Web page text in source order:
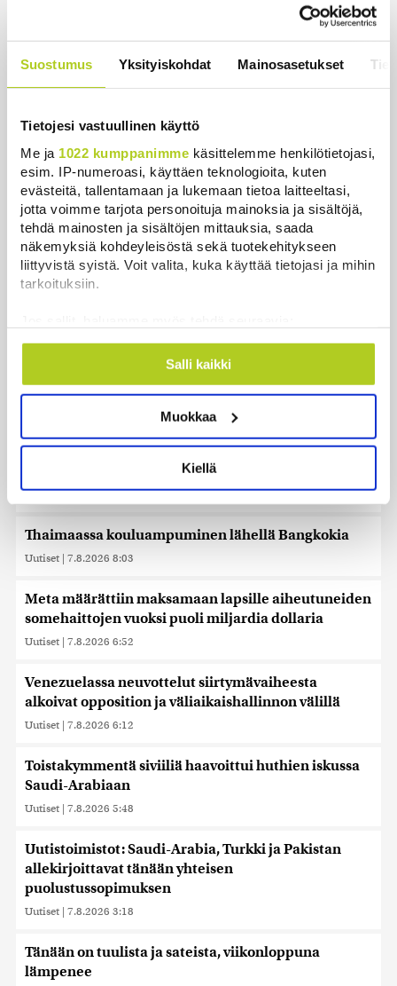
Suostumus Yksityiskohdat Mainosasetukset
Tietojesi vastuullinen käyttö
Me ja 1022 kumppanimme käsittelemme henkilötietojasi,
esim. IP-numeroasi, käyttäen teknologioita, kuten
evästeitä, tallentamaan ja lukemaan tietoa laitteeltasi,
jotta voimme tarjota personoituja mainoksia ja sisältöjä,
tehdä mainosten ja sisältöjen mittauksia, saada
näkemyksiä kohdeyleisöstä sekä tuotekehitykseen
liittyvistä syistä. Voit valita, kuka käyttää tietojasi ja mihin
tarkoituksiin.
Kerätä tietoja maantieteellisestä sijainnistasi,
mahdollisesti muutaman metrin tarkkuudella
ominaispiirteitä aktiivisesti (sormenjäljen
Lue lisää siitä, miten henkilötietojasi käsitellään ja miten
suostumustasi tai peruuttaa sen milloin vain
evästeilmoituksessa.
Käytämme evästeitä tarjoamamme sisällön ja mainosten
räätälöimiseen, sosiaalisen median ominaisuuksien
tukemiseen ja kävijämäärämme analysoimiseen. Lisäksi
alan kumppaneillemme tietoja siitä, miten käytät
sivustoamme. Kumppanimme voivat yhdistää näitä
tietoja muihin tietoihin, joita olet antanut heille tai joita on
saatetaan myös siirtää ulkomaille.
Salli kaikki
Muokkaa
Kiellä
vaikeaa, sanoo Iranin presidentti
natseille mitalin ja kohotti kätensä
Hitler-tervehdykseen – Miksi
ihmeessä?
Uutiset | 6.8.2026 21:31
Uusimmat
Poliisi tutkii useita seksuaalirikoksia Turussa –
kohdistuneet sattumalta valikoituihin naisiin
Keskustan Savola: Sikarutto testaa hallituksen
rajaturvallisuuden uskottavuuden
Uutiset | 7.8.2026 9:40
Thaimaassa kouluampuminen lähellä Bangkokia
Uutiset | 7.8.2026 8:03
Meta määrättiin maksamaan lapsille aiheutuneiden
somehaittojen vuoksi puoli miljardia dollaria
Uutiset | 7.8.2026 6:52
Venezuelassa neuvottelut siirtymävaiheesta
alkoivat opposition ja väliaikaishallinnon välillä
Uutiset | 7.8.2026 6:12
Toistakymmentä siviiliä haavoittui huthien iskussa
Saudi-Arabiaan
Uutiset | 7.8.2026 5:48
Uutistoimistot: Saudi-Arabia, Turkki ja Pakistan
allekirjoittavat tänään yhteisen
puolustussopimuksen
Uutiset | 7.8.2026 3:18
Tänään on tuulista ja sateista, viikonloppuna
lämpenee